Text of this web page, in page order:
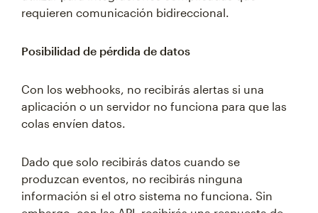
requieren comunicación bidireccional.
Posibilidad de pérdida de datos
Con los webhooks, no recibirás alertas si una
aplicación o un servidor no funciona para que las
colas envíen datos.
Dado que solo recibirás datos cuando se
produzcan eventos, no recibirás ninguna
información si el otro sistema no funciona. Sin